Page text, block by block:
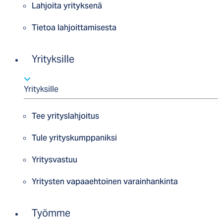
Lahjoita yrityksenä
Tietoa lahjoittamisesta
Yrityksille
Yrityksille
Tee yrityslahjoitus
Tule yrityskumppaniksi
Yritysvastuu
Yritysten vapaaehtoinen varainhankinta
Työmme